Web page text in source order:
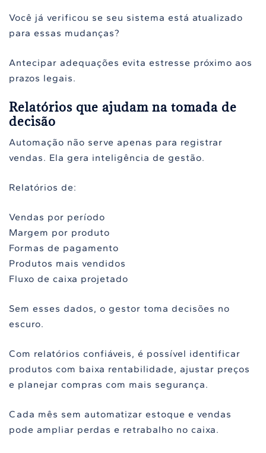
Você já verificou se seu sistema está atualizado
para essas mudanças?
Antecipar adequações evita estresse próximo aos
prazos legais.
Relatórios que ajudam na tomada de
decisão
Automação não serve apenas para registrar
vendas. Ela gera inteligência de gestão.
Relatórios de:
Vendas por período
Margem por produto
Formas de pagamento
Produtos mais vendidos
Fluxo de caixa projetado
Sem esses dados, o gestor toma decisões no
escuro.
Com relatórios confiáveis, é possível identificar
produtos com baixa rentabilidade, ajustar preços
e planejar compras com mais segurança.
Cada mês sem automatizar estoque e vendas
pode ampliar perdas e retrabalho no caixa.